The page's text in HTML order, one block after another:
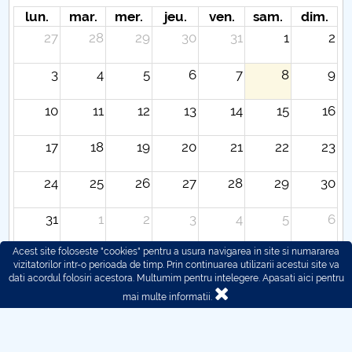
Hotarari Senat 27 aprilie 2020
lun. mar. mer. jeu. ven. sam.
dim.
27
28 29 30 31 1 2
3 4 5 6 7 8 9
10 11 12 13 14 15 16
17 18 19 20 21 22 23
24 25 26 27 28 29 30
31 1 2 3 4 5 6
Acest site foloseste "cookies" pentru a usura navigarea in site si numararea
vizitatorilor intr-o perioada de timp. Prin continuarea utilizarii acestui site va
dati acordul folosiri acestora. Multumim pentru intelegere. Apasati aici pentru
mai multe informatii.